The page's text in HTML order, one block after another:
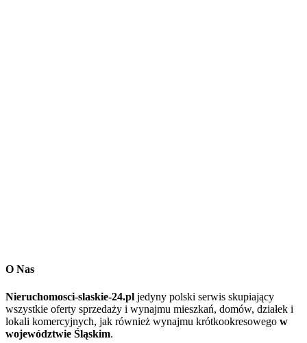
O Nas
Nieruchomosci-slaskie-24.pl jedyny polski serwis skupiający
wszystkie oferty sprzedaży i wynajmu mieszkań, domów, działek i
lokali komercyjnych, jak również wynajmu krótkookresowego w
województwie Śląskim.